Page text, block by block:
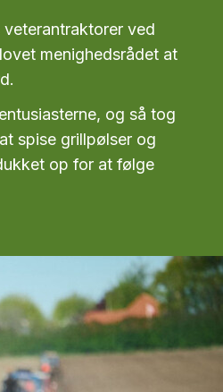
ved
menighedsrådet at
og så tog
spise grillpølser og
op for at følge